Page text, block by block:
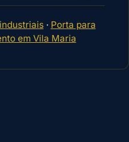
· Porta para
em Vila Maria